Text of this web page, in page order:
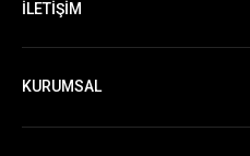
İLETİŞİM
KURUMSAL